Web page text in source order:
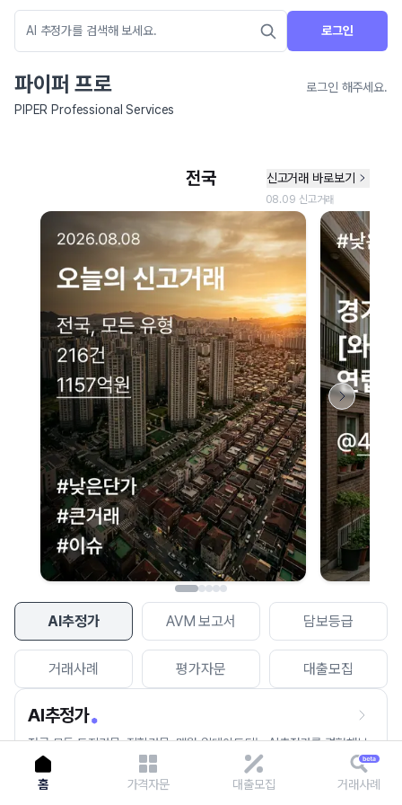
로그인
파이퍼 프로
로그인 해주세요.
PIPER Professional Services
AI추정가 AVM 보고서 담보등급
거래사례 평가자문 대출모집
AI추정가
전국 모든 토지건물, 집합건물, 매월 업데이트되는 AI추정가를 경험해보
세요.
네이버 지도 연결 안내
현재 네이버 지도 연결이 원활하지 않아 지도를 불러올 수 없습니다.
이용에 불편을 드려 죄송합니다.
다시 시도
홈 가격자문 대출모집 거래사례